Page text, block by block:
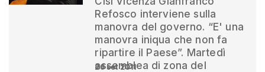
Refosco interviene sulla
manovra del governo. “E' una
manovra iniqua che non fa
ripartire il Paese”. Martedì
assemblea di zona del
26 set 2011